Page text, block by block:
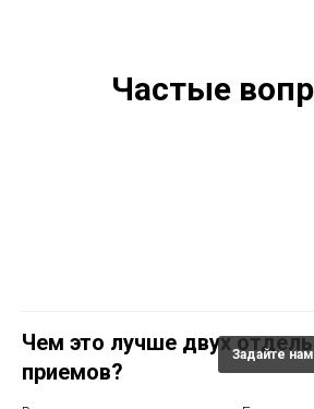
Задайте
Частые
Чем это лучше двух
приемов?